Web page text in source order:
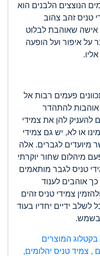
הנוצצים הלבנים הוא
טניס זהב צהוב
אישה שאוהבת לבלוט
על איפור ועל הופעה
פעמים רבות אל
אוהבות להתהדר
להעניק להן את צמידי
או לא, יש גם צמידי
מיועדים לגברים. אלה
מיהלום שחור יוקרתי
טניס לגבר מותאמים
אוהבים לענוד
צמידי טניס זהים
לשלב ידיים יחדיו בעוד
בשמש.
בקטלוג המוצרים
, צמיד טניס יהלומים,